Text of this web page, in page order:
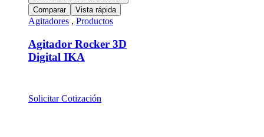
Comparar
Vista rápida
Agitadores , Productos
Agitador Rocker 3D
Digital IKA
Solicitar Cotización